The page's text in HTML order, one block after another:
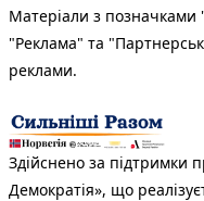
Матеріали з
"Реклама" та
реклами.
Здійснено за підтримки
Демократія», що